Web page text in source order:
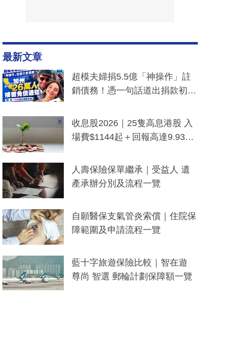
最新文章
超模夫婦捐5.5億「神操作」註
銷債務！憑一句話道出捐款初
一度被誤當詐騙手段
收息股2026｜25隻高息港股 入
場費$1144起＋回報高達9.93
人壽保險保單繼承｜受益人 遺
產承辦分別及流程一覽
自願醫保支氣管炎索償｜住院保
障範圍及申請流程一覽
藍十字旅遊保險比較｜智在遊
尊尚 智選 郵輪計劃保障額一覽